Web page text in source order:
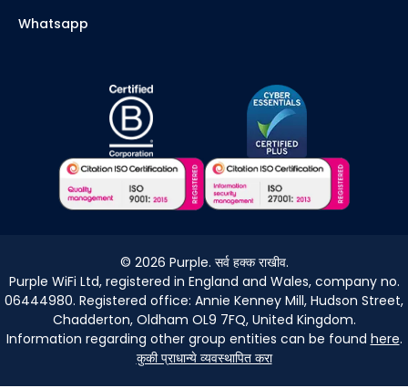
Whatsapp
© 2026 Purple. सर्व हक्क राखीव.
Purple WiFi Ltd, registered in England and Wales, company no.
06444980. Registered office: Annie Kenney Mill, Hudson Street,
Chadderton, Oldham OL9 7FQ, United Kingdom.
Information regarding other group entities can be found here.
कुकी प्राधान्ये व्यवस्थापित करा